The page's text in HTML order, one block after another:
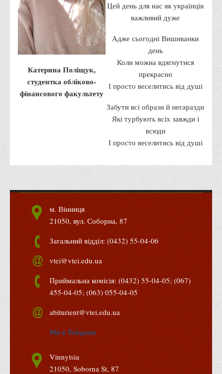
Рішення приймальної комісії
Порядок прийому
Правила прийому на навчання
Програми вступних випробувань
Перелік предметних тестів єдиного вступного фахового
випробування для вступу для здобуття ступеня магістра на
основі НРК6, НРК7
Положення про організацію та проведення вступних
Як обрати спеціальність: 10 порад вступникам
Ми в Telegram
Життя інституту
Рада студентського самоврядування
Студентський туристичний клуб "Way to Freedom"
Асоціація випускників та друзів
Анкета випускника 2020-2026 років
Первинна профспілкова організація
Бізнес-школа
Наші досягнення
Катерина Поліщук,
студентка обліково-
фінансового факультету
Цей день для нас як українців
важливий дуже
Адже сьогодні Вишиванки
день
Коли можна вдягнутися
прекрасно
І просто веселитись від душі
Забути всі образи й негаразди
Які турбують всіх завжди і
всюди
І просто веселитись від душі
м. Вінниця
21050, вул. Соборна, 87
Загальний відділ: (0432) 55-04-06
vtei@vtei.edu.ua
Приймальна комісія: (0432) 55-04-05; (067)
455-04-05; (063) 055-04-05
abiturient@vtei.edu.ua
Ми в Telegram
Vinnytsia
21050, Soborna St, 87